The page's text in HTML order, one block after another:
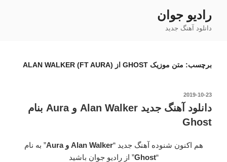
محتوا
رادیو جوان
دانلود آهنگ جدید
برچسب: متن موزیک GHOST از ALAN WALKER (FT AURA)
نوشته‌شده
2019-10-23
دانلود آهنگ جدید Alan Walker و Aura بنام
Ghost
هم اکنون شنوده آهنگ جدید “Alan Walker و Aura
” به نام
“
Ghost” از رادیو جوان باشید